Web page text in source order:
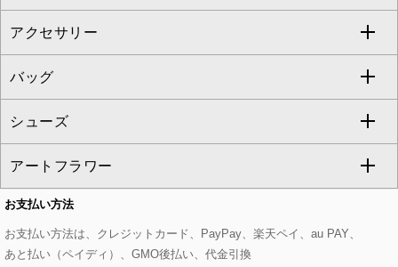
eur3
ベスト・ジレ
パーカー
タンクトップ・キャミソール
スウェット・ジャージー
その他のトップス
その他のワンピース・ドレス
ハーフ・ショート丈パンツ
サロペット・オールインワン
その他のパンツ
ミモレ丈スカート
ショート・ミニ丈スカート
その他のスカート
ノーカラージャケット
セットアップ
セットアップジャケット
セットアップパンツ
セットアップスカート
セットアップワンピース
トレンチコート
ピーコート
ダッフルコート
チェスターコート
モッズコート
ステンカラーコート
すべてのグッズ・小物
マスク
ストール・マフラー・スヌード
ベルト・サスペンダー
帽子
ヘアアクセサリー
アクセサリー
すべてのアクセサリー
ネックレス
ピアス・イヤリング
ブレスレット・バングル
ブローチ・コサージュ
バッグ
すべてのバッグ
トートバッグ
ショルダーバッグ
ボストンバッグ
シューズ
すべてのシューズ
パンプス
スニーカー
アートフラワー
すべてのアートフラワー
ローズ
お支払い方法
お支払い方法は、クレジットカード、PayPay、楽天ペイ、au PAY、
あと払い（ペイディ）、GMO後払い、代金引換